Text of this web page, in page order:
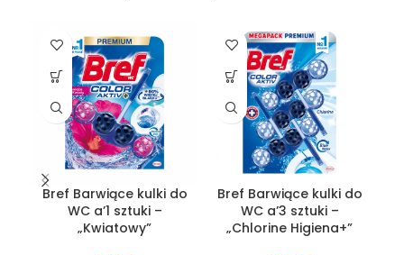
Bref Barwiące kulki do
WC a’1 sztuki –
„Kwiatowy”
Bref Barwiące kulki do
WC a’3 sztuki –
„Chlorine Higiena+”